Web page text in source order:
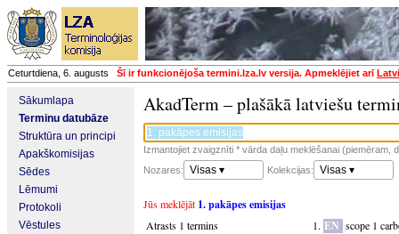
Ceturtdiena, 6. augusts Šī ir funkcionējoša termini.lza.lv versija. Apmeklējiet arī
Sākumlapa
Terminu datubāze
Struktūra un principi
Apakškomisijas
Sēdes
Lēmumi
Protokoli
Vēstules
AkadTerm – plašākā latviešu
Izmantojiet zvaigznīti * vārda daļu meklēšanai (piemēram,
Nozares:
Visas ▾ Kolekcijas: Visas ▾
Jūs meklējāt 1. pakāpes emisijas
Atrasts 1 termins
EN scope 1